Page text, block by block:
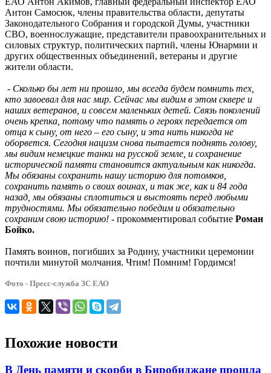
Антон Самосюк, члены правительства области, депутаты
Законодательного Собрания и городской Думы, участники
СВО, военнослужащие, представители правоохранительных и
силовых структур, политических партий, члены Юнармии и
других общественных объединений, ветераны и другие
жители области.
- Сколько бы лет ни прошло, мы всегда будем помнить тех,
кто завоевал для нас мир. Сейчас мы видим в этом сквере и
наших ветеранов, и совсем маленьких детей. Связь поколений
очень крепка, потому что память о героях передается от
отца к сыну, от него – его сыну, и эта нить никогда не
оборвется. Сегодня нацизм снова пытается поднять голову,
мы видим немецкие танки на русской земле, и сохранение
исторической памяти становится актуальным как никогда.
Мы обязаны сохранить нашу историю для потомков,
сохранить память о своих воинах, и так же, как и 84 года
назад, мы обязаны сплотиться и выстоять перед любыми
трудностями. Мы обязательно победим и обязательно
сохраним свою историю! - прокомментировал событие Роман
Бойко.
Память воинов, погибших за Родину, участники церемонии
почтили минутой молчания. Чтим! Помним! Гордимся!
Фото - Пресс-служба ЗС ЕАО
Похожие новости
В День памяти и скорби в Биробиджане прошла